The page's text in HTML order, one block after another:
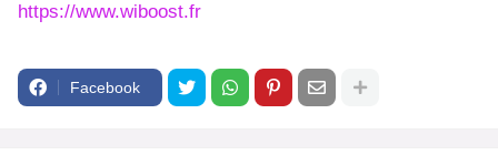
https://www.wiboost.fr
Facebook